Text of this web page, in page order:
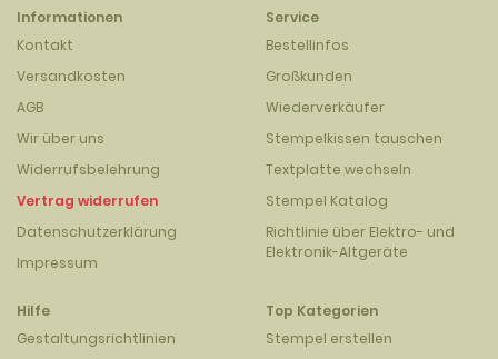
Informationen
Kontakt
Versandkosten
AGB
Wir über uns
Widerrufsbelehrung
Vertrag widerrufen
Datenschutzerklärung
Impressum
Service
Bestellinfos
Großkunden
Wiederverkäufer
Stempelkissen tauschen
Textplatte wechseln
Stempel Katalog
Richtlinie über Elektro- und
Elektronik-Altgeräte
Hilfe
Gestaltungsrichtlinien
Top Kategorien
Stempel erstellen